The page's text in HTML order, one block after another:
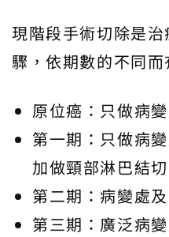
現階段手術切除是
驟，依期數的不同而
原位癌：只做病
第一期：只做病
加做頸部淋巴結切
第二期：病變處
第三期：廣泛病